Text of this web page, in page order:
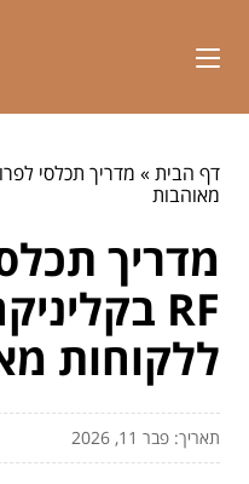
דף הבית»
מאוהבות
מדריך
ללקוחות
תאריך: פבר 11, 2026